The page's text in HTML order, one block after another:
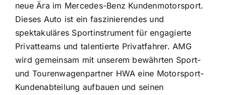
neue Ära im Mercedes-Benz Kundenmotorsport.
Dieses Auto ist ein faszinierendes und
spektakuläres Sportinstrument für engagierte
Privatteams und talentierte Privatfahrer. AMG
wird gemeinsam mit unserem bewährten Sport-
und Tourenwagenpartner HWA eine Motorsport-
Kundenabteilung aufbauen und seinen